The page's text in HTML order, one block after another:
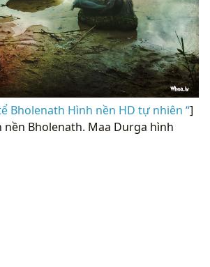
Bholenath Hình nền HD tự nhiên “]
nền Bholenath. Maa Durga hình